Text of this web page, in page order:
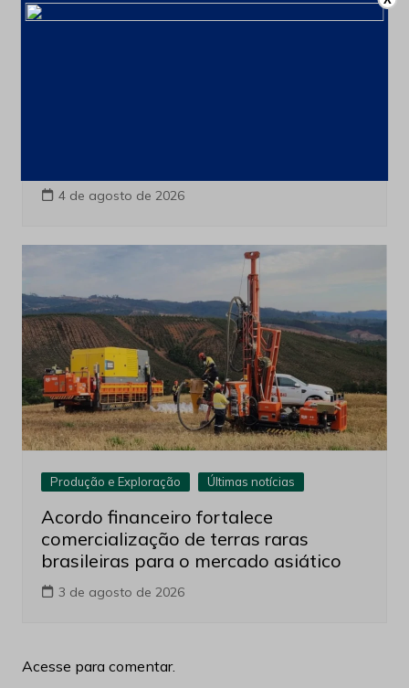
4 de agosto de 2026
Produção e Exploração Últimas notícias
Acordo financeiro fortalece
comercialização de terras raras
brasileiras para o mercado asiático
3 de agosto de 2026
Acesse para comentar.